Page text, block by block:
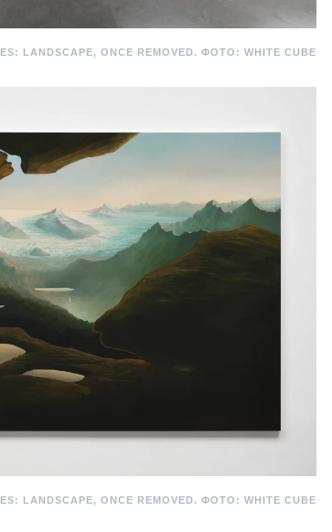
LANDSCAPE, ONCE REMOVED. ФОТО: WHITE CUBE
LANDSCAPE, ONCE REMOVED. ФОТО: WHITE CUBE